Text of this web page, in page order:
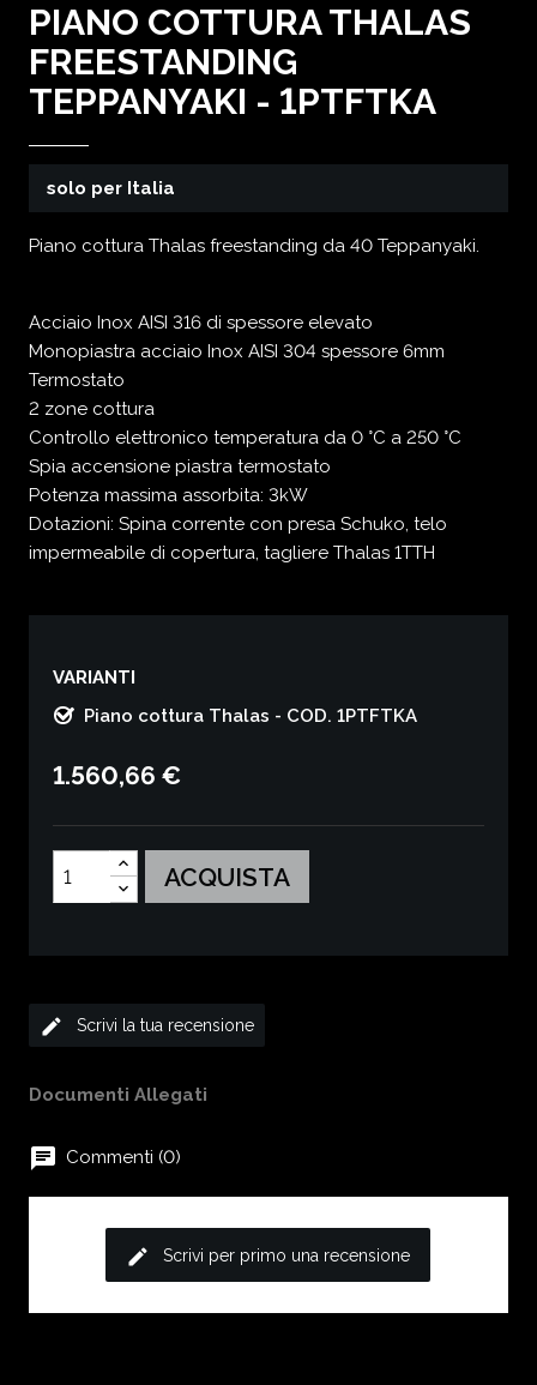
PIANO COTTURA THALAS
FREESTANDING
TEPPANYAKI - 1PTFTKA
solo per Italia
Piano cottura Thalas freestanding da 40 Teppanyaki.
Acciaio Inox AISI 316 di spessore elevato
Monopiastra acciaio Inox AISI 304 spessore 6mm
Termostato
2 zone cottura
Controllo elettronico temperatura da 0 °C a 250 °C
Spia accensione piastra termostato
Potenza massima assorbita: 3kW
Dotazioni: Spina corrente con presa Schuko, telo
impermeabile di copertura, tagliere Thalas 1TTH
VARIANTI
Piano cottura Thalas - COD. 1PTFTKA
1.560,66 €
ACQUISTA
edit Scrivi la tua recensione
Documenti Allegati
chat Commenti (0)
edit Scrivi per primo una recensione